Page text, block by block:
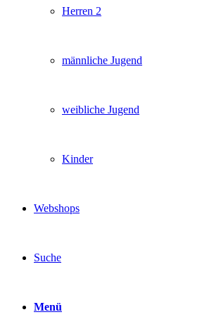
Herren 2
männliche Jugend
weibliche Jugend
Kinder
Webshops
Suche
Menü